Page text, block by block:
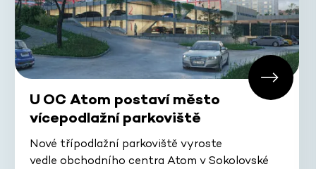
U OC Atom postaví město
vícepodlažní parkoviště
Nové třípodlažní parkoviště vyroste
vedle obchodního centra Atom v Sokolovské